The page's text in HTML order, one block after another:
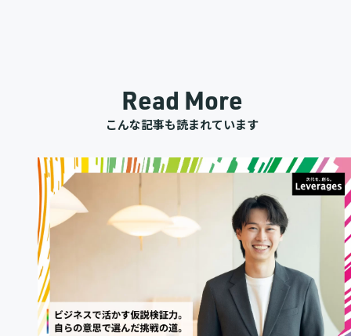
Read More
こんな記事も読まれています